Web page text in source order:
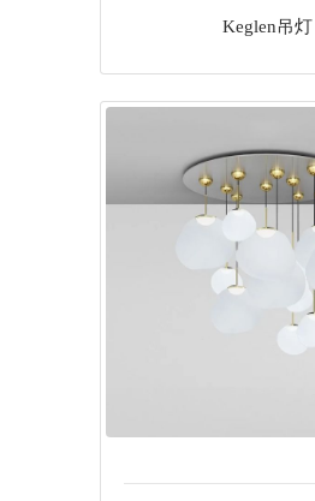
卫浴洁具
门
饰品
厨房
Keglen吊灯